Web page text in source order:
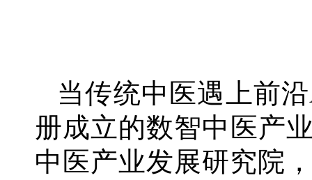
当传统中医遇上前沿
册成立的数智中医产
中医产业发展研究院